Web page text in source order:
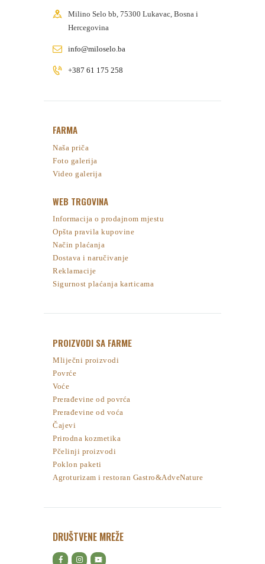
Milino Selo bb, 75300 Lukavac, Bosna i
Hercegovina
info@miloselo.ba
+387 61 175 258
FARMA
Naša priča
Foto galerija
Video galerija
WEB TRGOVINA
Informacija o prodajnom mjestu
Opšta pravila kupovine
Način plaćanja
Dostava i naručivanje
Reklamacije
Sigurnost plaćanja karticama
PROIZVODI SA FARME
Mliječni proizvodi
Povrće
Voće
Prerađevine od povrća
Prerađevine od voća
Čajevi
Prirodna kozmetika
Pčelinji proizvodi
Poklon paketi
Agroturizam i restoran Gastro&AdveNature
DRUŠTVENE MREŽE